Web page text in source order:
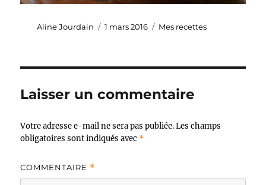
Auteur
Aline Jourdain
Publié
1 mars 2016 Catégories
Mes recettes
Laisser un commentaire
Votre adresse e-mail ne sera pas publiée. Les champs
obligatoires sont indiqués avec *
COMMENTAIRE *